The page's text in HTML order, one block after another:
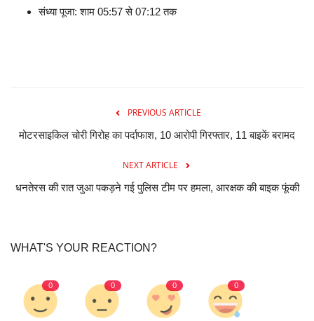
संध्या पूजा: शाम 05:57 से 07:12 तक
PREVIOUS ARTICLE
मोटरसाइकिल चोरी गिरोह का पर्दाफाश, 10 आरोपी गिरफ्तार, 11 बाइकें बरामद
NEXT ARTICLE
धनतेरस की रात जुआ पकड़ने गई पुलिस टीम पर हमला, आरक्षक की बाइक फूंकी
WHAT'S YOUR REACTION?
0 0 0 0